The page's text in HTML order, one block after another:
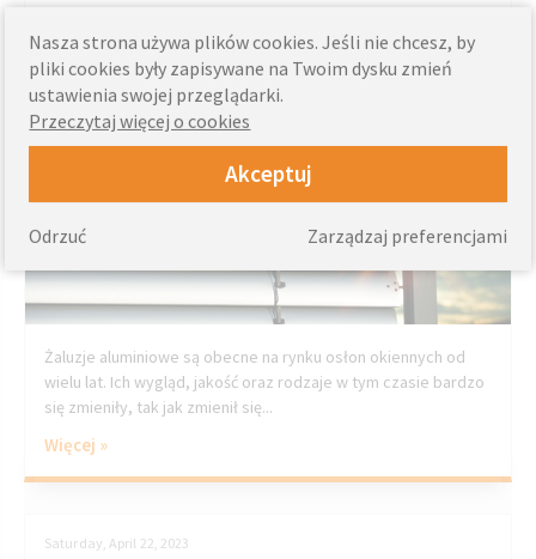
Żaluzje aluminiowe knall – jedna osłona, wiele
możliwości
Żaluzje aluminiowe są obecne na rynku osłon okiennych od
wielu lat. Ich wygląd, jakość oraz rodzaje w tym czasie bardzo
się zmieniły, tak jak zmienił się...
Więcej »
Saturday, April 22, 2023
Nasza strona używa plików cookies. Jeśli nie chcesz, by
pliki cookies były zapisywane na Twoim dysku zmień
ustawienia swojej przeglądarki.
Przeczytaj więcej o cookies
Akceptuj
Zarządzaj preferencjami
Odrzuć